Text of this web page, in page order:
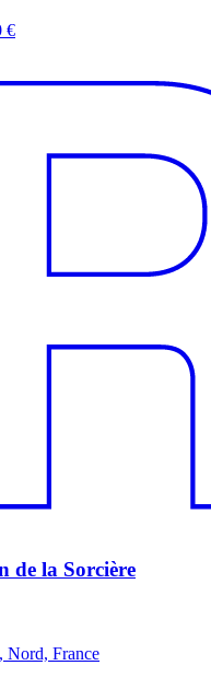
€
de la Sorcière
Nord, France